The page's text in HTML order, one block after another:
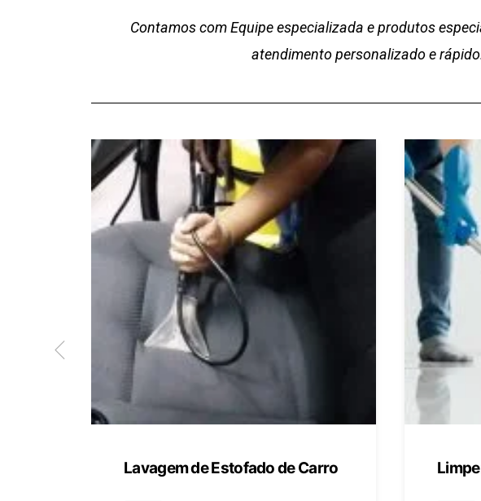
Contamos com Equipe especializada e produtos
atendimento personalizado e
Lavagem de Estofado de Carro